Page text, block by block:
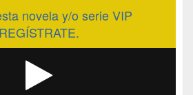
novela y/o serie VIP
REGÍSTRATE.